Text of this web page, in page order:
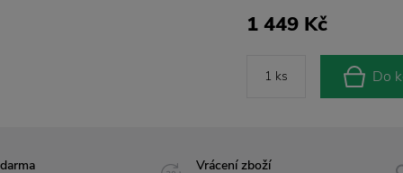
1 449 Kč
Do
Vrácení zboží